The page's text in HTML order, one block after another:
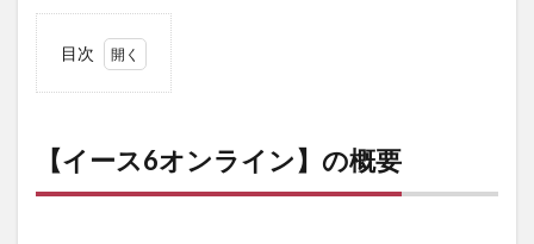
目次
6オ
ンラ
イ
【イース6オンライン】の概要